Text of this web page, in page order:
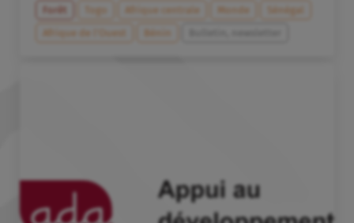
Forêt
Togo Afrique centrale Monde
Sénégal
Afrique de l’Ouest
Bénin